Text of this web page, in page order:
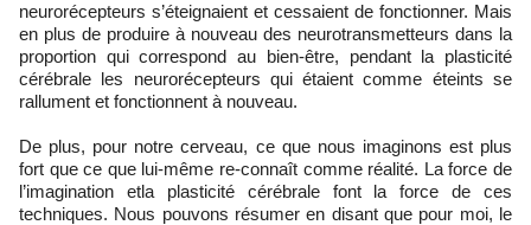
neurorécepteurs s’éteignaient et cessaient de fonctionner. Mais
en plus de produire à nouveau des neurotransmetteurs dans la
proportion qui correspond au bien-être, pendant la plasticité
cérébrale les neurorécepteurs qui étaient comme éteints se
rallument et fonctionnent à nouveau.
De plus, pour notre cerveau, ce que nous imaginons est plus
fort que ce que lui-même re-connaît comme réalité. La force de
l’imagination etla plasticité cérébrale font la force de ces
techniques. Nous pouvons résumer en disant que pour moi, le